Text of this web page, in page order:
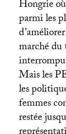
Hongrie
parmi les
marché du
Mais les
les
femmes
restée